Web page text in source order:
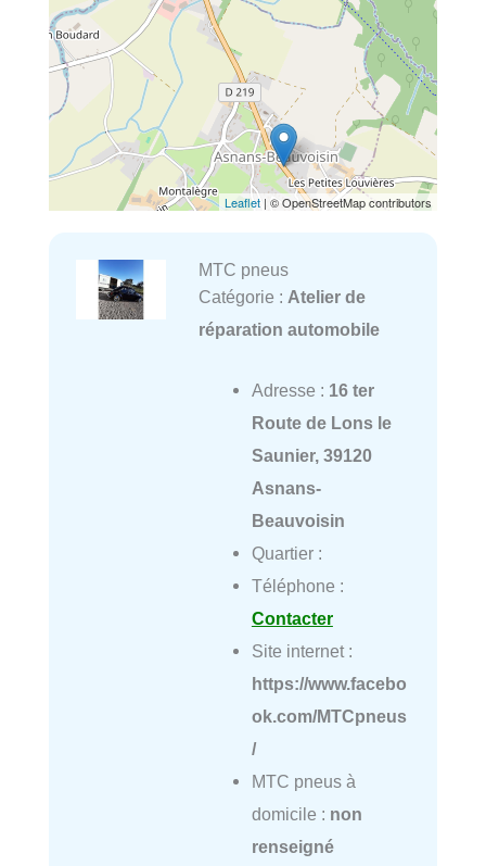
Leaflet | © OpenStreetMap contributors
MTC pneus
Catégorie : Atelier de
réparation automobile
Adresse : 16 ter
Route de Lons le
Saunier, 39120
Asnans-
Beauvoisin
Quartier :
Téléphone :
Contacter
Site internet :
https://www.facebo
ok.com/MTCpneus
/
MTC pneus à
domicile : non
renseigné